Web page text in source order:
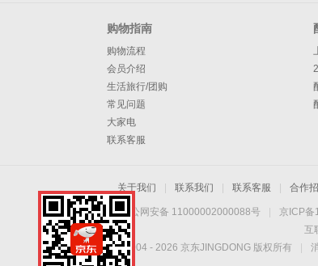
购物指南
购物流程
会员介绍
生活旅行/团购
常见问题
大家电
联系客服
关于我们 联系我们 联系客服 合作
京公网安备 11000002000088号 京ICP
互
Copyright © 2004 - 2026 京东JINGDONG 版权所有